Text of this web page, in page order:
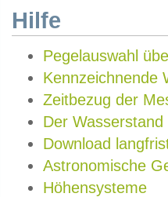
Hilfe
Pegelauswahl
Kennzeichnende
Zeitbezug der
Der Wasserstand
Download
Astronomische
Höhensysteme